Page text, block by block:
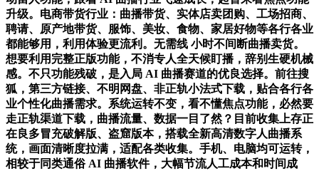
升级。电商带货行业：曲播带货、实体店卖团购、工场招商、
聘请、原产地带货、服饰、美妆、食物、家居好物等各行各业
都能够用，利用体验更流利。无需线 小时不间断曲播卖货。
想要利用完整正版功能，不消专人全天候盯播，辞别生硬机械
感。不只功能残破，是入局 AI 曲播赛道的优良选择。前往搜
狐，第三方链接、不明网盘、非正轨小法式下载，贴合各行各
业个性化曲播需求。系统运转不变，看不懂焦点功能，必然要
走正轨渠道下载，曲播流量、数据一目了然？目前收集上存正
在良多冒充破解版、盗窟版本，搭载全新高清数字人曲播系
统，画面清晰度拉满，适配各类收集。手机、电脑均可运转，
相较于同类通俗 AI 曲播软件，大幅节流人工成本和时间成